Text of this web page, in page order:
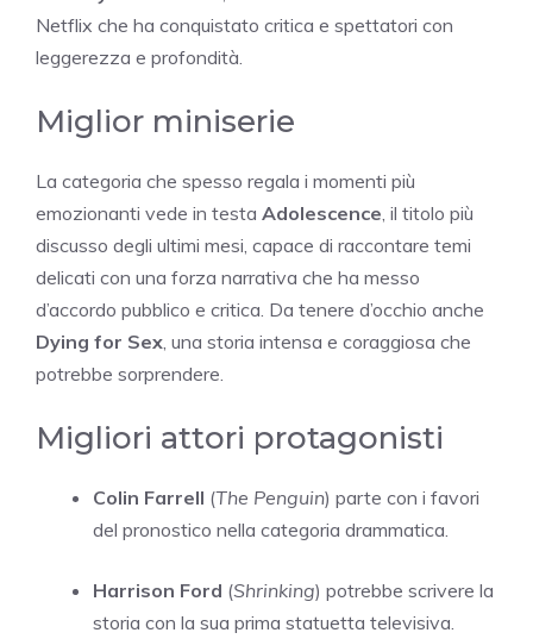
Netflix che ha conquistato critica e spettatori con
leggerezza e profondità.
Miglior miniserie
La categoria che spesso regala i momenti più
emozionanti vede in testa Adolescence, il titolo più
discusso degli ultimi mesi, capace di raccontare temi
delicati con una forza narrativa che ha messo
d’accordo pubblico e critica. Da tenere d’occhio anche
Dying for Sex, una storia intensa e coraggiosa che
potrebbe sorprendere.
Migliori attori protagonisti
Colin Farrell (The Penguin) parte con i favori
del pronostico nella categoria drammatica.
Harrison Ford (Shrinking) potrebbe scrivere la
storia con la sua prima statuetta televisiva.